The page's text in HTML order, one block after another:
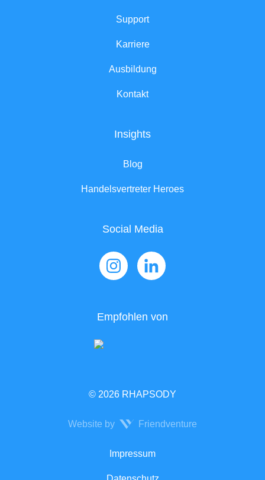
Support
Karriere
Ausbildung
Kontakt
Insights
Blog
Handelsvertreter Heroes
Social Media
Empfohlen von
© 2026 RHAPSODY
Website by Friendventure
Impressum